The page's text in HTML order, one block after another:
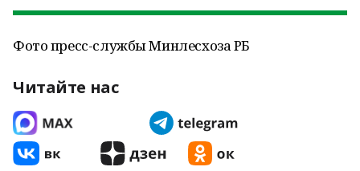
Фото пресс-службы Минлесхоза РБ
Читайте нас